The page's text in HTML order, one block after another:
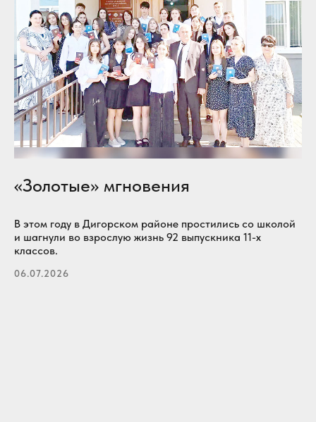
«Золотые» мгновения
В этом году в Дигорском районе простились со школой
и шагнули во взрослую жизнь 92 выпускника 11-х
классов.
06.07.2026